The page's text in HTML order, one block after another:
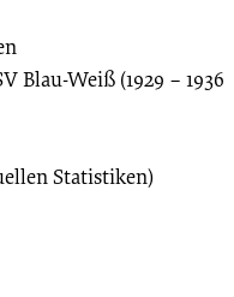
Blau-Weiß (1929 – 1936
Statistiken)